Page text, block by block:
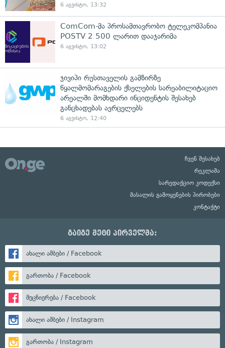
6 აგვისტო, 13:32
ComCom-მა პროსამთავრობო ტელეკომპანია
POSTV 2 500 ლარით დააჯარიმა
6 აგვისტო, 13:02
ჯივიპი რუსთაველის გამზირზე
წყალმომარაგების ქსელების სარეაბილიტაციო
არეალში მომხდარი ინციდენტის შესახებ
განცხადებას ავრცელებს
6 აგვისტო, 12:40
ჩვენ შესახებ
რეკლამა
სარედაქციო კოდექსი
მასალის გამოყენების პირობები
კონტაქტი
გაიგე მეტი პირველმა:
ახალი ამბები / Facebook
გართობა / Facebook
მეცნიერება / Facebook
ახალი ამბები / Instagram
გართობა / Instagram